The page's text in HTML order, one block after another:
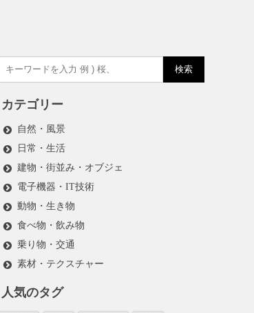
検索
カテゴリー
自然・風景
日常・生活
建物・街並み・オブジェ
電子機器・IT技術
動物・生き物
食べ物・飲み物
乗り物・交通
素材・テクスチャー
人気のタグ